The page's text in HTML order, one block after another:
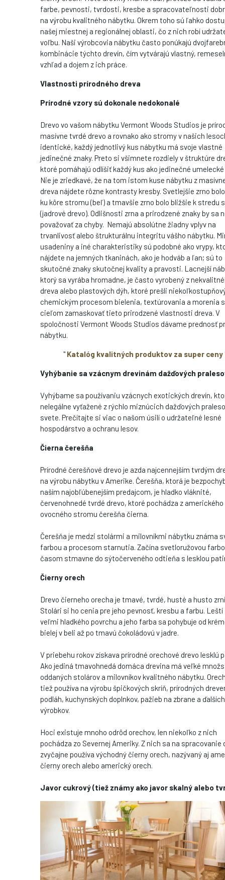
farbe, pevnosti, tvrdosti, kresbe a spracovateľnosti
na výrobu kvalitného nábytku. Okrem toho sú ľahko
našej miestnej a regionálnej oblasti, čo z nich robí
voľbu. Naši výrobcovia nábytku často ponúkajú
kombinácie týchto drevín, čím vytvárajú vlastný,
vzhľad a dojem z ich práce.
Vlastnosti prírodného dreva
Prírodné vzory sú dokonale nedokonalé
Drevo vo vašom nábytku Vermont Woods Studios je
masívne tvrdé drevo a rovnako ako stromy v našich
identické, každý jednotlivý kus nábytku má svoje vlastné
jedinečné znaky. Preto si všimnete rozdiely v štruktúre
ktoré pomáhajú odlíšiť každý kus ako jedinečné
Nie je zriedkavé, že na tom istom kuse nábytku z
dreva nájdete rôzne kontrasty kresby. Svetlejšie zrno
ku kôre stromu (beľ) a tmavšie zrno bolo bližšie k stredu
(jadrové drevo). Odlišnosti zrna a prirodzené znaky by sa
považovať za chyby. Nemajú absolútne žiadny vplyv na
trvanlivosť alebo štrukturálnu integritu vášho nábytku.
usadeniny a iné charakteristiky sú podobné ako vrypy,
nájdete na jemných tkaninách, ako je hodváb a ľan; sú to
skutočné znaky skutočnej kvality a pravosti. Lacnejší
ktorý sa vyrába hromadne, je často vyrobený z
dreva alebo plastových dýh, ktoré prešli
chemickým procesom bielenia, textúrovania a morenia s
cieľom zamaskovať tieto prirodzené vlastnosti dreva. V
spoločnosti Vermont Woods Studios dávame prednosť
nábytku.
" Katalóg kvalitných produktov za super ceny
Vyhýbanie sa vzácnym drevinám dažďových
Vyhýbame sa používaniu vzácnych exotických drevín,
nelegálne vyťažené z rýchlo miznúcich dažďových
svete. Prečítajte si viac o našom úsilí o udržateľné lesné
hospodárstvo a ochranu lesov.
Čierna čerešňa
Prírodné čerešňové drevo je azda najcennejším tvrdým
na výrobu nábytku v Amerike. Čerešňa, ktorá je
naším najobľúbenejším predajcom, je hladko vláknité,
červenohnedé tvrdé drevo, ktoré pochádza z amerického
ovocného stromu čerešňa čierna.
Čerešňa je medzi stolármi a milovníkmi nábytku známa
farbou a procesom starnutia. Začína svetloružovou
časom stmavne do sýtočerveného odtieňa s lesklou
Čierny orech
Drevo čierneho orecha je tmavé, tvrdé, husté a husto
Stolári si ho cenia pre jeho pevnosť, kresbu a farbu. Leští
veľmi hladkého povrchu a jeho farba sa pohybuje od
bielej v beli až po tmavú čokoládovú v jadre.
V priebehu rokov získava prírodné orechové drevo lesklú
Ako jediná tmavohnedá domáca drevina má veľké
oddaných stolárov a milovníkov kvalitného nábytku.
tiež používa na výrobu špičkových skríň, prírodných
podláh, kuchynských doplnkov, pažieb na zbrane a ďalších
výrobkov.
Hoci existuje mnoho odrôd orechov, len niekoľko z nich
pochádza zo Severnej Ameriky. Z nich sa na spracovanie
zvyčajne používa východný čierny orech, nazývaný aj
čierny orech alebo americký orech.
Javor cukrový (tiež známy ako javor skalný alebo